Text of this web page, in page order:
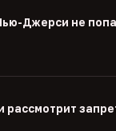
Джерси не
рассмотрит